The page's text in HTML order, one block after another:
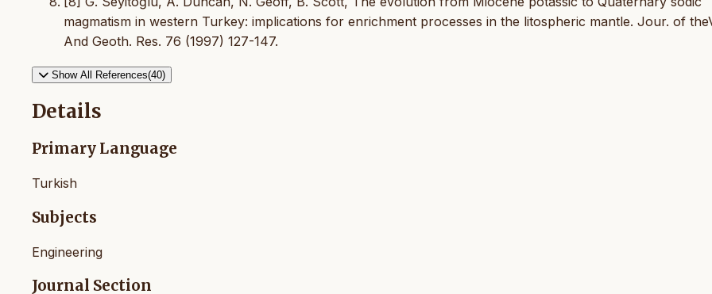
magmatism in western Turkey: implications for enrichment processes in the litospheric mantle. Jour. of
And Geoth. Res. 76 (1997) 127-147.
Show All References(40)
Details
Primary Language
Turkish
Subjects
Engineering
Journal Section